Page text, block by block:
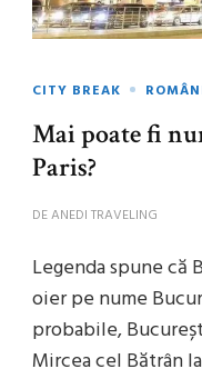
CITY BREAK
Mai poate fi
Paris?
DEANEDI TRAVELING
Legenda spune că
oier pe nume
probabile,
Mircea cel Bătrân